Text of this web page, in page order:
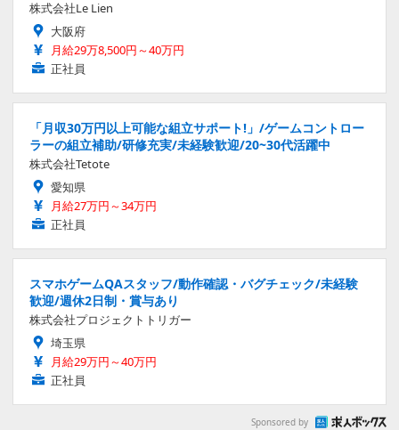
株式会社Le Lien
大阪府
月給29万8,500円～40万円
正社員
「月収30万円以上可能な組立サポート!」/ゲームコントロー
ラーの組立補助/研修充実/未経験歓迎/20~30代活躍中
株式会社Tetote
愛知県
月給27万円～34万円
正社員
スマホゲームQAスタッフ/動作確認・バグチェック/未経験
歓迎/週休2日制・賞与あり
株式会社プロジェクトトリガー
埼玉県
月給29万円～40万円
正社員
Sponsored by